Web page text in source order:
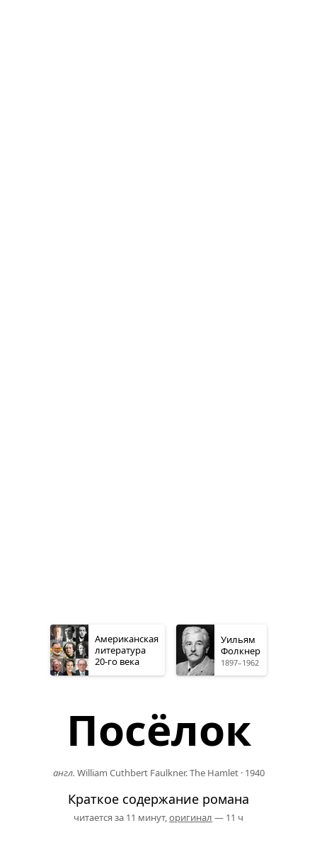
Американская
литература
20-го века
Уильям
Фолкнер
1897–1962
Посёлок
англ. William Cuthbert Faulkner. The Hamlet· 1940
Краткое содержание романа
читается за 11 минут,оригинал — 11 ч